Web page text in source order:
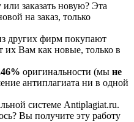
заказать новую? Эта
на заказ, только
других фирм покупают
Вам как новые, только в
оригинальности (мы не
антиплагиата ни в одной
системе Аntiplagiat.ru.
Вы получите эту работу